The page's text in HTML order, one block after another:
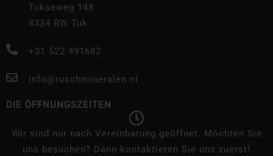
Tukseweg 148
8334 RW Tuk
+31 522 491682
info@ruschmineralen.nl
DIE ÖFFNUNGSZEITEN
Wir sind nur nach Vereinbarung geöffnet. Möchten Sie
uns besuchen? Dann kontaktieren Sie uns zuerst!